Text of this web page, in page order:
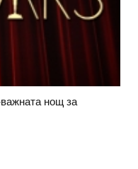
нощ за